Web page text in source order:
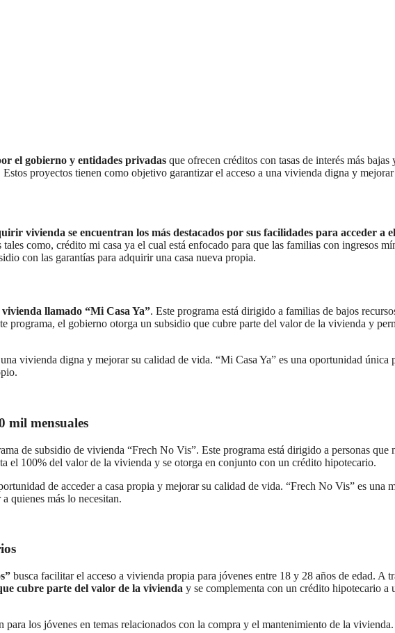
el gobierno y entidades privadas que ofrecen créditos con tasas de interés más bajas
proyectos tienen como objetivo garantizar el acceso a una vivienda digna y
vivienda se encuentran los más destacados por sus facilidades para acceder a
como, crédito mi casa ya el cual está enfocado para que las familias con ingresos
con las garantías para adquirir una casa nueva propia.
llamado “Mi Casa Ya”. Este programa está dirigido a familias de bajos
programa, el gobierno otorga un subsidio que cubre parte del valor de la vivienda y
vivienda digna y mejorar su calidad de vida. “Mi Casa Ya” es una oportunidad única
mil mensuales
de subsidio de vivienda “Frech No Vis”. Este programa está dirigido a personas que
el 100% del valor de la vivienda y se otorga en conjunto con un crédito hipotecario.
de acceder a casa propia y mejorar su calidad de vida. “Frech No Vis” es una
quienes más lo necesitan.
busca facilitar el acceso a vivienda propia para jóvenes entre 18 y 28 años de edad. A
cubre parte del valor de la vivienda y se complementa con un crédito hipotecario a
para los jóvenes en temas relacionados con la compra y el mantenimiento de la